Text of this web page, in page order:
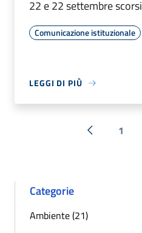
22 e 22 settembre scorsi
Comunicazione istituzionale
LEGGI DI PIÙ
« Precedente
1
Categorie
Ambiente (21)